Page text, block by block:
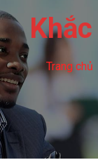
Trang chủ